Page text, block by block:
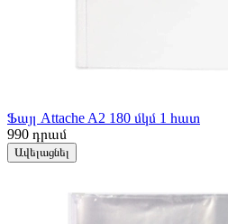
Ֆայլ Attache A2 180 մկմ 1 հատ
990 դրամ
Ավելացնել